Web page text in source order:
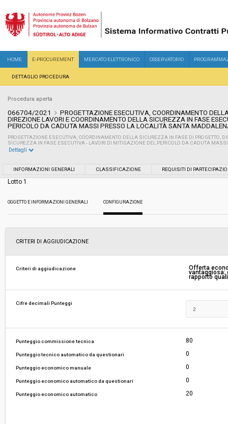
HOME E-PROCUREMENT MERCATO ELETTRONICO OSSERVATORIO
DETTAGLIO PROCEDURA
Procedura aperta
066704/2021
PROGETTAZIONE ESECUTIVA, COORDINAMENTO
DIREZIONE LAVORI E COORDINAMENTO DELLA SICUREZZA IN FASE
PERICOLO DA CADUTA MASSI PRESSO LA LOCALITÀ SANTA
PROGETTAZIONE ESECUTIVA, COORDINAMENTO DELLA SICUREZZA IN FASE DI PROGETTO,
SICUREZZA IN FASE ESECUTIVA - LAVORI DI MITIGAZIONE DEL PERICOLO DA CADUTA
Tipo di contratto:
No
Scelta del contraente:
Valore stimato della procedura:
Dettagli
INFORMAZIONI GENERALI CLASSIFICAZIONE REQUISITI DI
Lotto 1
OGGETTO E INFORMAZIONI GENERALI CONFIGURAZIONE
CRITERI DI AGGIUDICAZIONE
Criteri di aggiudicazione Offerta
vantaggiosa:
rapporto
Cifre decimali Punteggi
Punteggio commissione tecnica 80
Punteggio tecnico automatico da questionari 0
Punteggio economico manuale 0
Punteggio economico automatico da questionari 0
Punteggio economico automatico 20